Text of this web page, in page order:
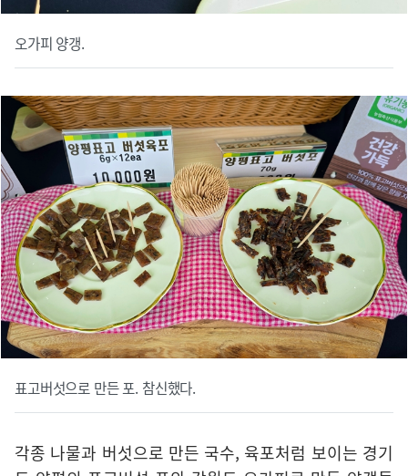
오가피 양갱.
표고버섯으로 만든 포. 참신했다.
각종 나물과 버섯으로 만든 국수, 육포처럼 보이는 경기